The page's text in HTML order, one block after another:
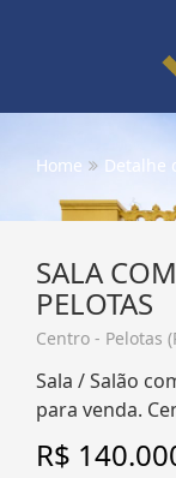
Home Detalhe
SALA
PELOTAS
Centro - Pelotas
Sala / Salão
para venda.
R$